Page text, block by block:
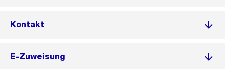
Kontakt
E-Zuweisung